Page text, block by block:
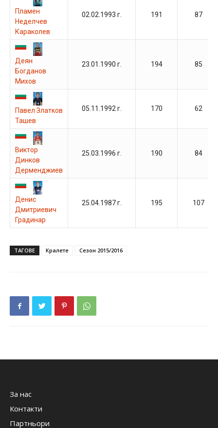
Пламен
Неделчев
Караколев
02.02.1993 г. 191 87
Деян
Богданов
Михов
23.01.1990 г. 194 85
Павел Златков
Ташев
05.11.1992 г. 170 62
Виктор
Динков
Дерменджиев
25.03.1996 г. 190 84
Денис
Дмитриевич
Градинар
25.04.1987 г. 195 107
ТАГОВЕ Кралете Сезон 2015/2016
За нас
Контакти
Партньори